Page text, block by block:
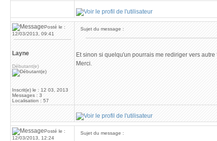
Posté le :
12/03/2013, 09:41
Layne
Débutant(e)
Inscrit(e) le : 12 03, 2013
Messages : 3
Localisation : 57
Sujet du message :
Et sinon si quelqu'un pourrais me rediriger vers
Merci.
Posté le :
12/03/2013, 12:24
Sujet du message :